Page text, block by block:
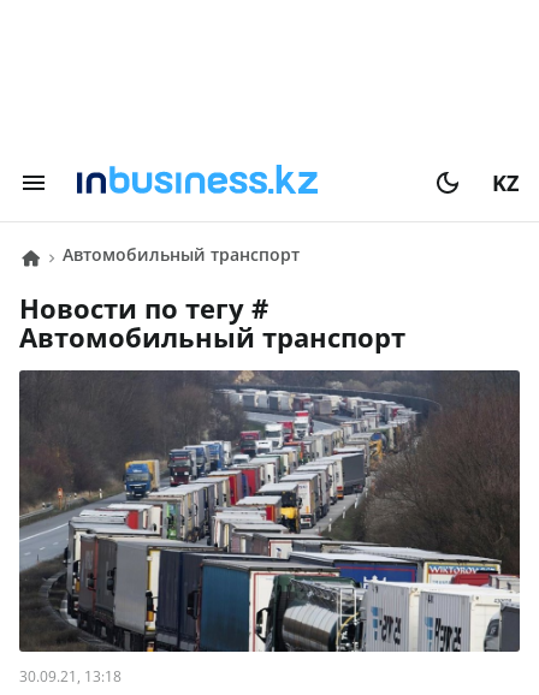
KZ
автомобильный транспорт
Новости по тегу #
автомобильный транспорт
30.09.21, 13:18